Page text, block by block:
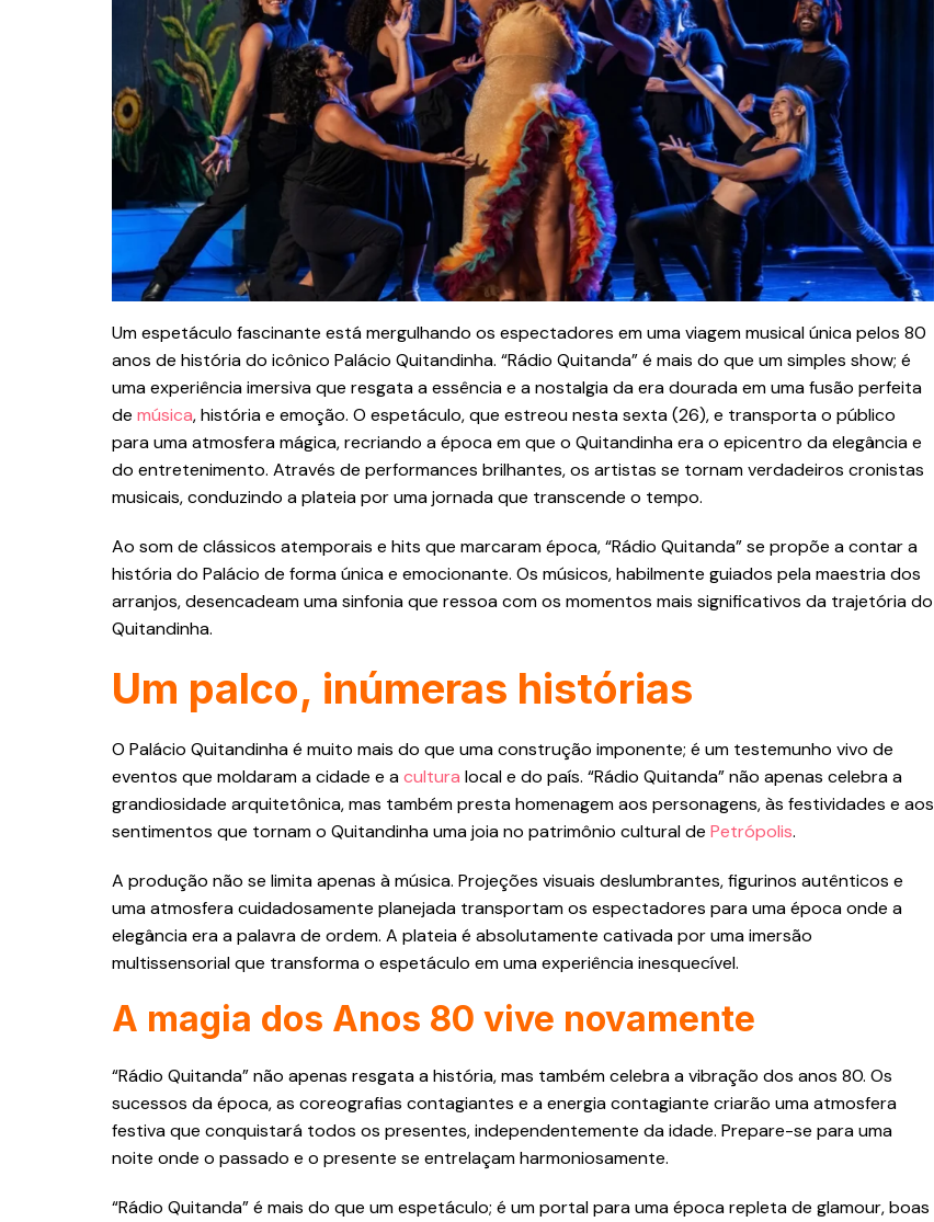
Um espetáculo fascinante está mergulhando os espectadores em uma viagem musical única pelos 80
anos de história do icônico Palácio Quitandinha. “Rádio Quitanda” é mais do que um simples show; é
uma experiência imersiva que resgata a essência e a nostalgia da era dourada em uma fusão perfeita
de música, história e emoção. O espetáculo, que estreou nesta sexta (26), e transporta o público
para uma atmosfera mágica, recriando a época em que o Quitandinha era o epicentro da elegância e
do entretenimento. Através de performances brilhantes, os artistas se tornam verdadeiros cronistas
musicais, conduzindo a plateia por uma jornada que transcende o tempo.
Ao som de clássicos atemporais e hits que marcaram época, “Rádio Quitanda” se propõe a contar a
história do Palácio de forma única e emocionante. Os músicos, habilmente guiados pela maestria dos
arranjos, desencadeam uma sinfonia que ressoa com os momentos mais significativos da trajetória do
Quitandinha.
Um palco, inúmeras histórias
O Palácio Quitandinha é muito mais do que uma construção imponente; é um testemunho vivo de
eventos que moldaram a cidade e acultura local e do país. “Rádio Quitanda” não apenas celebra a
grandiosidade arquitetônica, mas também presta homenagem aos personagens, às festividades e aos
sentimentos que tornam o Quitandinha uma joia no patrimônio cultural de Petrópolis.
A produção não se limita apenas à música. Projeções visuais deslumbrantes, figurinos autênticos e
uma atmosfera cuidadosamente planejada transportam os espectadores para uma época onde a
elegância era a palavra de ordem. A plateia é absolutamente cativada por uma imersão
multissensorial que transforma o espetáculo em uma experiência inesquecível.
A magia dos Anos 80 vive novamente
“Rádio Quitanda” não apenas resgata a história, mas também celebra a vibração dos anos 80. Os
sucessos da época, as coreografias contagiantes e a energia contagiante criarão uma atmosfera
festiva que conquistará todos os presentes, independentemente da idade. Prepare-se para uma
noite onde o passado e o presente se entrelaçam harmoniosamente.
“Rádio Quitanda” é mais do que um espetáculo; é um portal para uma época repleta de glamour, boas